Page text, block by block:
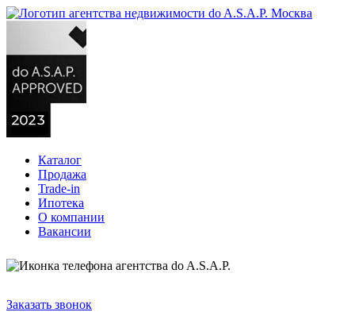
Каталог
Продажа
Trade-in
Ипотека
О компании
Вакансии
Заказать звонок